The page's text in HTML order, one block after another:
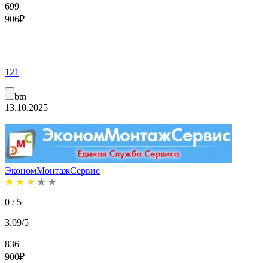
699
906₽
121
btn
13.10.2025
ЭкономМонтажСервис
★ ★ ★ ★ ★
0 / 5
3.09/5
836
900₽